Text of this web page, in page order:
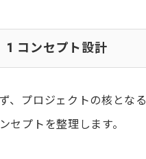
1 コンセプト設計
、プロジェクトの核となる
セプトを整理します。